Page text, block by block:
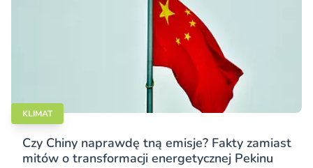
KLIMAT
Czy Chiny naprawdę tną emisje? Fakty zamiast
mitów o transformacji energetycznej Pekinu